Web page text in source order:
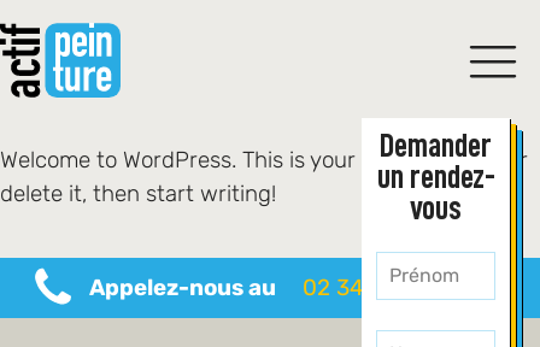
Welcome to WordPress. This is your first post. Edit or
delete it, then start writing!
Appelez-nous au 02 34 69 57 94
Demander
un rendez-
vous
Leave
this
field